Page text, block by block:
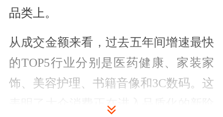
品类上。
从成交金额来看，过去五年间增速最快
的TOP5行业分别是医药健康、家装家
饰、美容护理、书籍音像和3C数码。这
表明了大众消费正在进入品质化的新阶